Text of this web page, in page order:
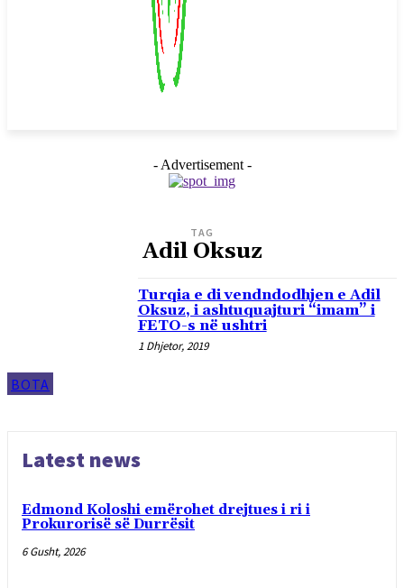
- Advertisement -
TAG
Adil Oksuz
BOTA
Turqia e di vendndodhjen e Adil
Oksuz, i ashtuquajturi “imam” i
FETO-s në ushtri
1 Dhjetor, 2019
Latest news
Edmond Koloshi emërohet drejtues i ri i
Prokurorisë së Durrësit
6 Gusht, 2026